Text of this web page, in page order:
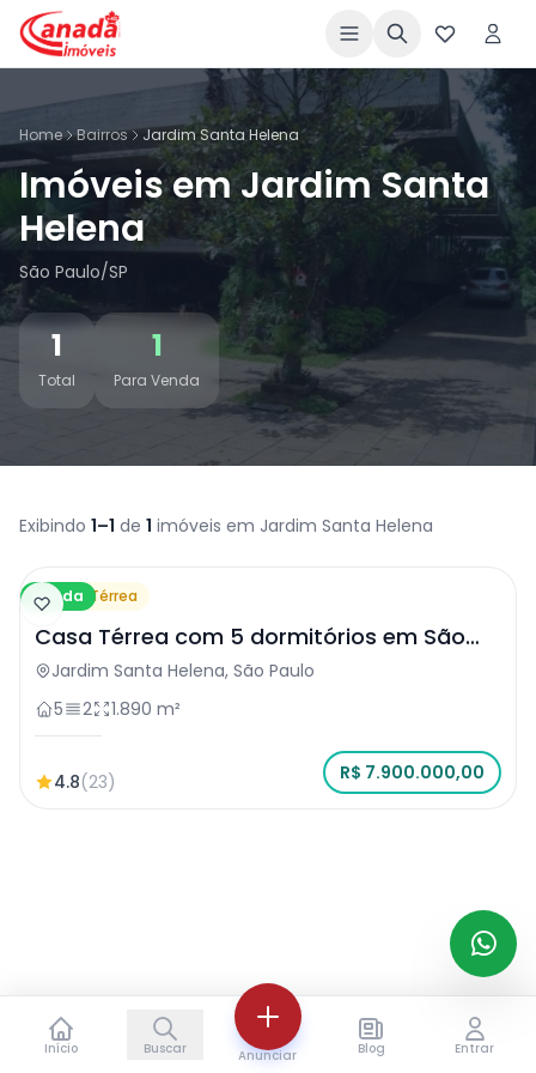
Home Bairros Jardim Santa Helena
Imóveis em Jardim Santa
Helena
São Paulo/SP
1
Total
1
Para Venda
Exibindo 1–1 de 1 imóveis em Jardim Santa Helena
Venda
Casa Térrea
Casa Térrea com 5 dormitórios em São
Paulo
Jardim Santa Helena, São Paulo
5
2 1.890 m²
4.8(23) R$ 7.900.000,00
Início Buscar Anunciar Blog Entrar